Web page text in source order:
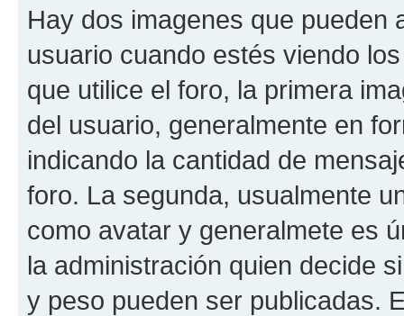
Hay dos imagenes que pueden
usuario cuando estés viendo
que utilice el foro, la primera
del usuario, generalmente en
indicando la cantidad de
foro. La segunda, usualmente
como avatar y generalmete es
la administración quien decide
y peso pueden ser publicadas.